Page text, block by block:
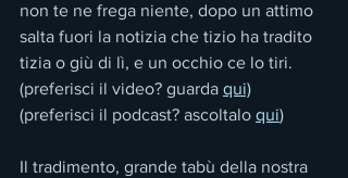
non te ne frega niente, dopo un attimo
salta fuori la notizia che tizio ha tradito
tizia o giù di lì, e un occhio ce lo tiri.
(preferisci il video? guarda qui)
(preferisci il podcast? ascoltalo qui)
Il tradimento, grande tabù della nostra